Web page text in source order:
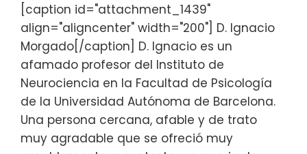
[caption id="attachment_1439"
align="aligncenter" width="200"] D. Ignacio
Morgado[/caption] D. Ignacio es un
afamado profesor del Instituto de
Neurociencia en la Facultad de Psicología
de la Universidad Autónoma de Barcelona.
Una persona cercana, afable y de trato
muy agradable que se ofreció muy